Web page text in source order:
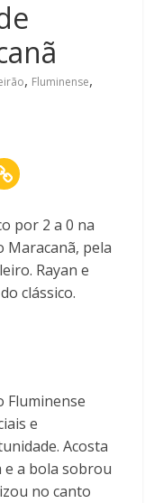
, Fluminense,
por 2 a 0 na
Maracanã, pela
Rayan e
clássico.
Fluminense
e
Acosta
a bola sobrou
no canto